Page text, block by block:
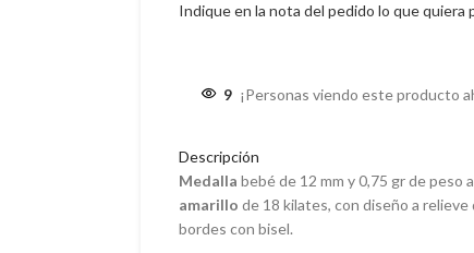
Indique en la nota del pedido lo que quiera
9 ¡Personas viendo este producto
Descripción
Medalla bebé de 12 mm y 0,75 gr de peso
amarillo de 18 kilates, con diseño a relieve
bordes con bisel.